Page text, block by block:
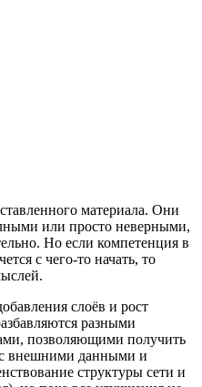
материала. Они
или просто неверными,
Но если компетенция в
с чего-то начать, то
слоёв и рост
разными
позволяющими получить
с внешними данными и
структуры сети и